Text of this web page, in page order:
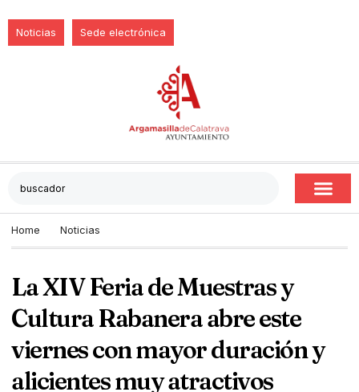
Noticias Sede electrónica
Home Noticias
La XIV Feria de Muestras y
Cultura Rabanera abre este
viernes con mayor duración y
alicientes muy atractivos